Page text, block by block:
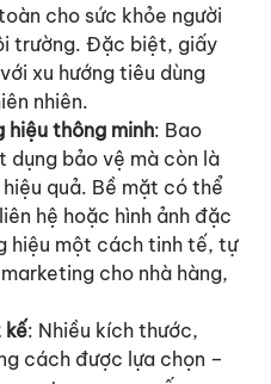
cho sức khỏe người
trường. Đặc biệt, giấy
xu hướng tiêu dùng
nhiên.
hiệu thông minh: Bao
dụng bảo vệ mà còn là
quả. Bề mặt có thể
hệ hoặc hình ảnh đặc
hiệu một cách tinh tế, tự
cho nhà hàng,
kế: Nhiều kích thước,
cách được lựa chọn –